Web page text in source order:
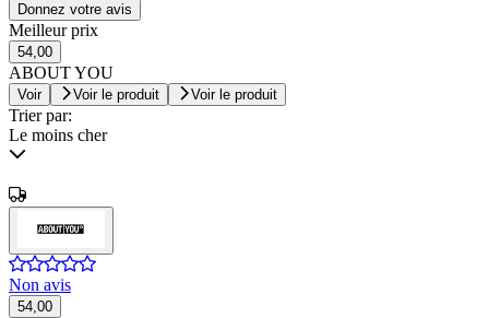
Donnez votre avis
Meilleur prix
54,00
ABOUT YOU
Voir Voir le produit Voir le produit
Trier par:
Le moins cher
Non avis
54,00